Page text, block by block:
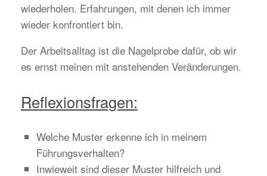
wiederholen. Erfahrungen, mit denen ich immer
wieder konfrontiert bin.
Der Arbeitsalltag ist die Nagelprobe dafür, ob wir
es ernst meinen mit anstehenden Veränderungen.
Reflexionsfragen:
Welche Muster erkenne ich in meinem
Führungsverhalten?
Inwieweit sind dieser Muster hilfreich und